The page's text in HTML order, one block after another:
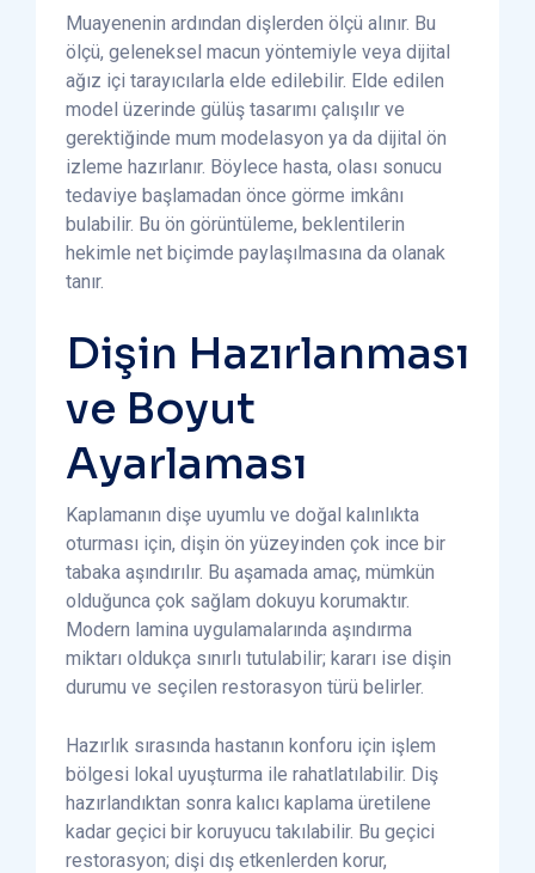
Muayenenin ardından dişlerden ölçü alınır. Bu
ölçü, geleneksel macun yöntemiyle veya dijital
ağız içi tarayıcılarla elde edilebilir. Elde edilen
model üzerinde gülüş tasarımı çalışılır ve
gerektiğinde mum modelasyon ya da dijital ön
izleme hazırlanır. Böylece hasta, olası sonucu
tedaviye başlamadan önce görme imkânı
bulabilir. Bu ön görüntüleme, beklentilerin
hekimle net biçimde paylaşılmasına da olanak
tanır.
Dişin Hazırlanması
ve Boyut
Ayarlaması
Kaplamanın dişe uyumlu ve doğal kalınlıkta
oturması için, dişin ön yüzeyinden çok ince bir
tabaka aşındırılır. Bu aşamada amaç, mümkün
olduğunca çok sağlam dokuyu korumaktır.
Modern lamina uygulamalarında aşındırma
miktarı oldukça sınırlı tutulabilir; kararı ise dişin
durumu ve seçilen restorasyon türü belirler.
Hazırlık sırasında hastanın konforu için işlem
bölgesi lokal uyuşturma ile rahatlatılabilir. Diş
hazırlandıktan sonra kalıcı kaplama üretilene
kadar geçici bir koruyucu takılabilir. Bu geçici
restorasyon; dişi dış etkenlerden korur,